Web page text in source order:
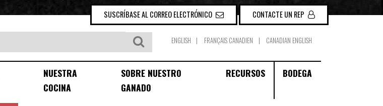
SUSCRÍBASE AL CORREO ELECTRÓNICO CONTACTE UN REP
ENGLISH FRANÇAIS CANADIEN CANADIAN ENGLISH
NUESTRA
COCINA
SOBRE NUESTRO
GANADO
RECURSOS BODEGA